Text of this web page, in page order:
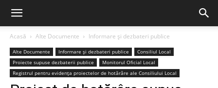
Acasă Alte Documente Informare și dezbateri publice
Alte Documente Informare și dezbateri publice
Consiliul Local
Proiecte supuse dezbaterii publice
Monitorul Oficial Local
Registrul pentru evidența proiectelor de hotărâre ale Consiliului Local